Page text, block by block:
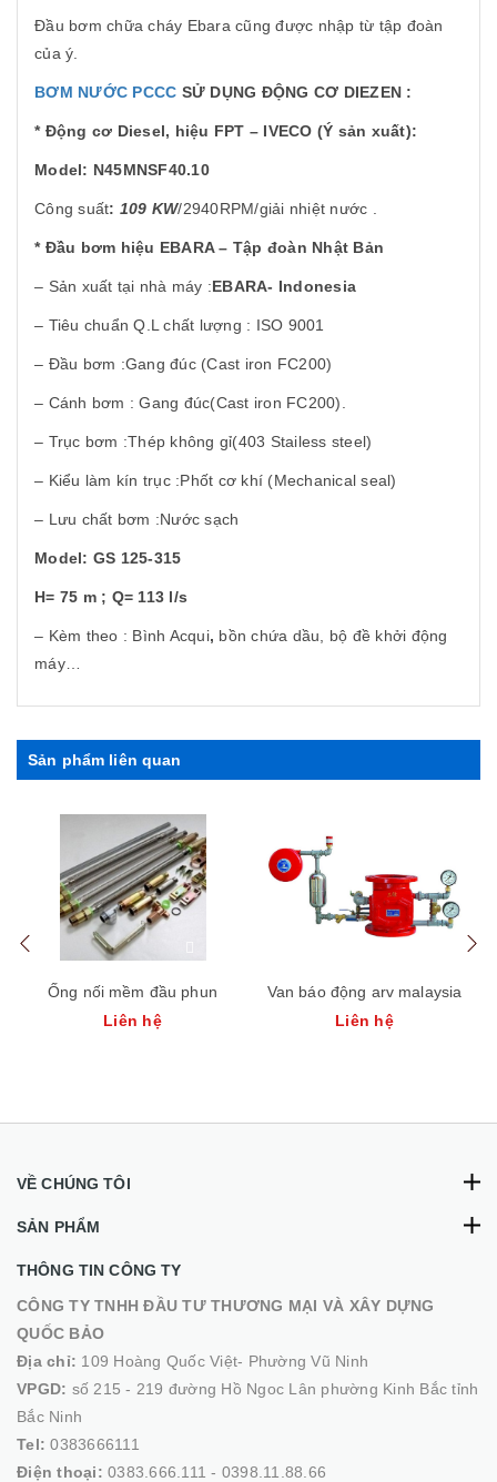
Đầu bơm chữa cháy Ebara cũng được nhập từ tập đoàn
của ý.
BƠM NƯỚC PCCC SỬ DỤNG ĐỘNG CƠ DIEZEN :
* Động cơ Diesel, hiệu FPT – IVECO (Ý sản xuất):
Model: N45MNSF40.10
Công suất: 109 KW/2940RPM/giải nhiệt nước .
* Đầu bơm hiệu EBARA – Tập đoàn Nhật Bản
– Sản xuất tại nhà máy :EBARA- Indonesia
– Tiêu chuẩn Q.L chất lượng : ISO 9001
– Đầu bơm :Gang đúc (Cast iron FC200)
– Cánh bơm : Gang đúc(Cast iron FC200).
– Trục bơm :Thép không gỉ(403 Stailess steel)
– Kiểu làm kín trục :Phốt cơ khí (Mechanical seal)
– Lưu chất bơm :Nước sạch
Model: GS 125-315
H= 75 m ; Q= 113 l/s
– Kèm theo : Bình Acqui, bồn chứa dầu, bộ đề khởi động
máy…
Sản phẩm liên quan
Ống nối mềm đầu phun
Liên hệ
Van báo động arv malaysia
Liên hệ
VỀ CHÚNG TÔI
SẢN PHẨM
THÔNG TIN CÔNG TY
CÔNG TY TNHH ĐẦU TƯ THƯƠNG MẠI VÀ XÂY DỰNG
QUỐC BẢO
Địa chỉ: 109 Hoàng Quốc Việt- Phường Vũ Ninh
VPGD: số 215 - 219 đường Hồ Ngoc Lân phường Kinh Bắc tỉnh
Bắc Ninh
Tel:0383666111
Điện thoại: 0383.666.111 - 0398.11.88.66